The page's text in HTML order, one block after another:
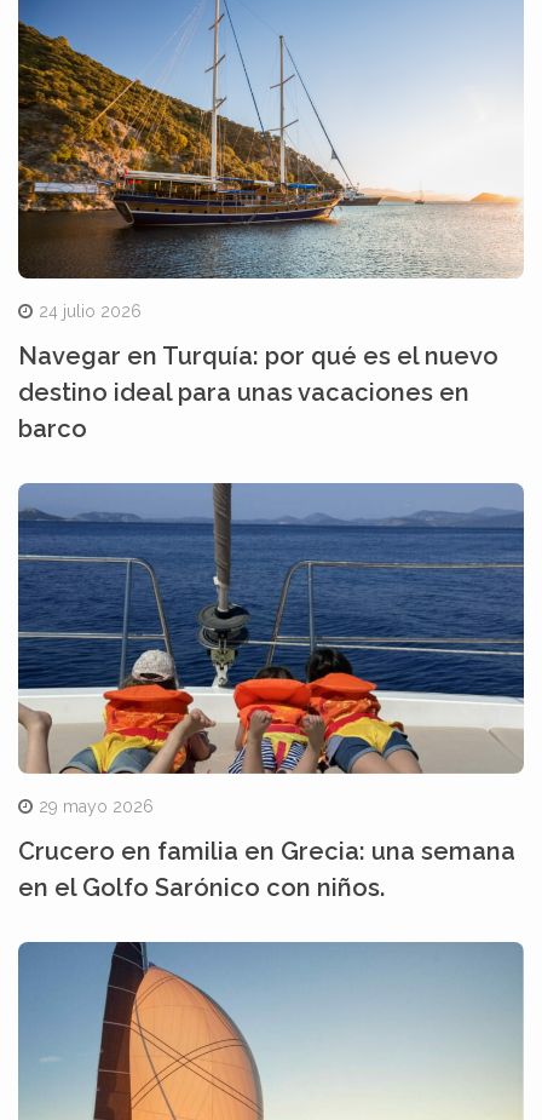
24 julio 2026
Navegar en Turquía: por qué es el nuevo
destino ideal para unas vacaciones en
barco
29 mayo 2026
Crucero en familia en Grecia: una semana
en el Golfo Sarónico con niños.